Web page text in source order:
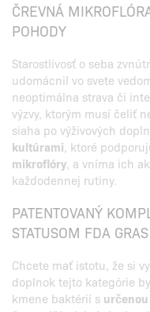
ČREVNÁ
POHODY
Starostlivosť o seba
udomácnil vo svete
neoptimálna strava či
výzvy, ktorým musí čeliť
siaha po výživových
kultúrami, ktoré
mikroflóry, a vníma ich
každodennej rutiny.
PATENTOVANÝ
STATUSOM FDA GRAS
Chcete mať istotu, že si
doplnok tejto kategórie
kmene baktérií s